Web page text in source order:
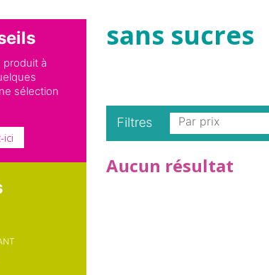
produit à
sélection
ici
sans sucres
Filtres Par prix
Aucun résultat